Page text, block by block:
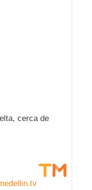
cerca de